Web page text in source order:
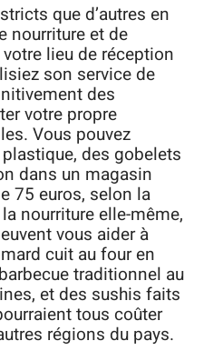
que d’autres en
nourriture et de
lieu de réception
son service de
des
votre propre
Vous pouvez
des gobelets
dans un magasin
75 euros, selon la
nourriture elle-même,
vous aider à
cuit au four en
traditionnel au
et des sushis faits
tous coûter
régions du pays.